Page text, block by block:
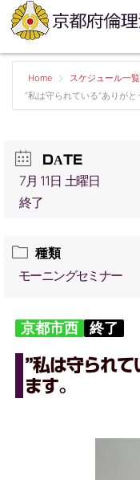
Home
スケジュール一
”私は守られている”ありがと
DATE
7月 11日 土曜日
終了
種類
モーニングセミナー
京都市西 終了
”私は守られて
ます。